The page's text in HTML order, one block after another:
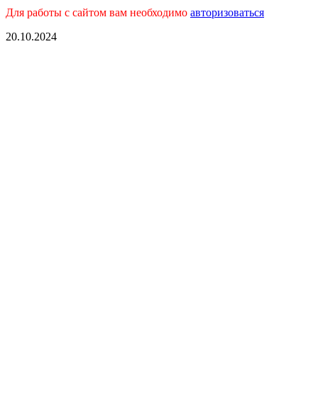
Для работы с сайтом вам необходимо авторизоваться
20.10.2024